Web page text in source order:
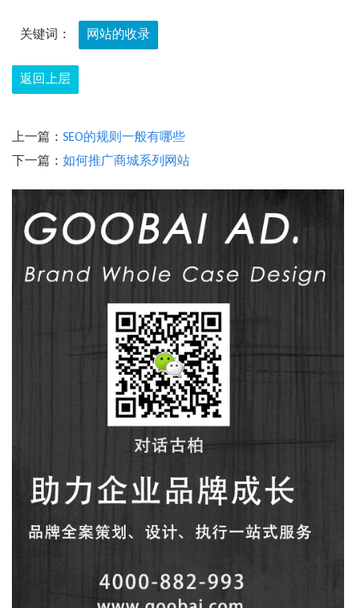
关键词： 网站的收录
返回上层
上一篇： SEO的规则一般有哪些
下一篇： 如何推广商城系列网站